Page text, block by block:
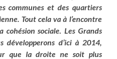
communes et des quartiers
Tout cela va à l’encontre
sociale. Les Grands
développerons d’ici à 2014,
que la droite ne soit plus